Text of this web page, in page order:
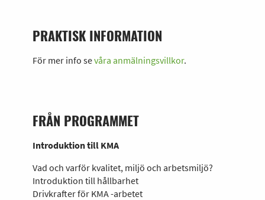
PRAKTISK INFORMATION
För mer info sevåra anmälningsvillkor.
FRÅN PROGRAMMET
Introduktion till KMA
Vad och varför kvalitet, miljö och arbetsmiljö?
Introduktion till hållbarhet
Drivkrafter för KMA -arbetet